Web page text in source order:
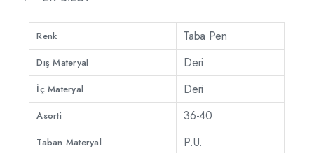
Renk Taba Pen
Dış Materyal Deri
İç Materyal Deri
Asorti 36-40
Taban Materyal P.U.